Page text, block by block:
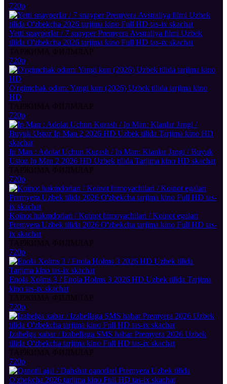
720p
Yetti snayperlar / 7 snayper Premyera Avstraliya filmi Uzbek
tilida O'zbekcha 2026 tarjima kino Full HD tas-ix skachat
ТАРЖИМА ФИЛМЛАР
720p
O'rgimchak odam: Yangi kun (2026) Uzbek tilida tarjima kino
HD
ТАРЖИМА ФИЛМЛАР
720p
Ip Man : Adolat Uchun Kurash / Ip Man: Klanlar Jangi / Buyuk
Ustoz Ip Man 2 2026 HD Uzbek tilida Tarjima kino HD skachat
ТАРЖИМА ФИЛМЛАР
720p
Koinot hukmdorlari / Koinot himoyachilari / Koinot egalari
Premyera Uzbek tilida 2026 O'zbekcha tarjima kino Full HD tas-
ix skachat
ТАРЖИМА ФИЛМЛАР
720p
Enola Xolms 3 / Enola Holms 3 2026 HD Uzbek tilida Tarjima
kino tas-ix skachat
ТАРЖИМА ФИЛМЛАР
720p
Izabelga xabar / Izabellaga SMS habar Premyera 2026 Uzbek
tilida O'zbekcha tarjima kino Full HD tas-ix skachat
ТАРЖИМА ФИЛМЛАР
720p